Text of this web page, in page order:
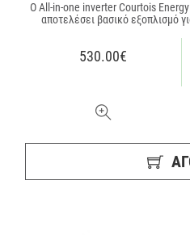
O All-in-one inverter Courtois
αποτελέσει βασικό εξοπλισμό
530.00€